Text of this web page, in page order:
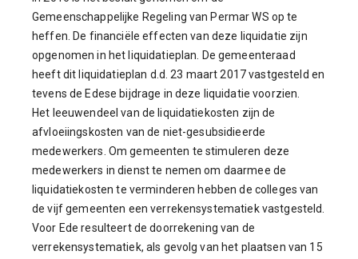
Gemeenschappelijke Regeling van Permar WS op te
heffen. De financiële effecten van deze liquidatie zijn
opgenomen in het liquidatieplan. De gemeenteraad
heeft dit liquidatieplan d.d. 23 maart 2017 vastgesteld en
tevens de Edese bijdrage in deze liquidatie voorzien.
Het leeuwendeel van de liquidatiekosten zijn de
afvloeiingskosten van de niet-gesubsidieerde
medewerkers. Om gemeenten te stimuleren deze
medewerkers in dienst te nemen om daarmee de
liquidatiekosten te verminderen hebben de colleges van
de vijf gemeenten een verrekensystematiek vastgesteld.
Voor Ede resulteert de doorrekening van de
verrekensystematiek, als gevolg van het plaatsen van 15